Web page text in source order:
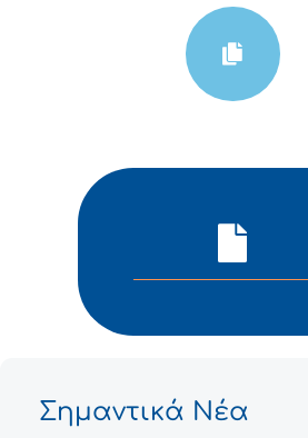
Σημαντικά Νέα